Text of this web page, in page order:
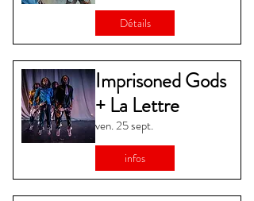
Détails
Imprisoned Gods
+ La Lettre
ven. 25 sept.
infos